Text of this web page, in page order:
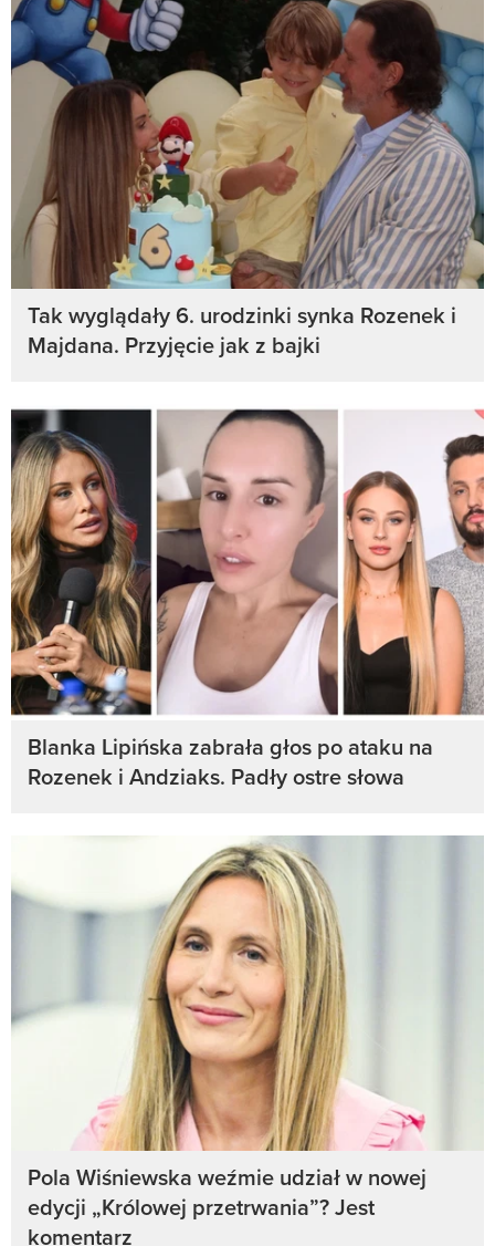
Tak wyglądały 6. urodzinki synka Rozenek i
Majdana. Przyjęcie jak z bajki
Blanka Lipińska zabrała głos po ataku na
Rozenek i Andziaks. Padły ostre słowa
Pola Wiśniewska weźmie udział w nowej
edycji „Królowej przetrwania”? Jest
komentarz